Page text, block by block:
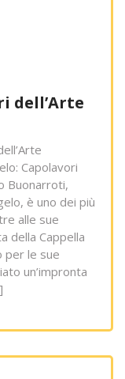
dell’Arte
Capolavori
Buonarroti,
è uno dei più
alle sue
della Cappella
per le sue
un’impronta